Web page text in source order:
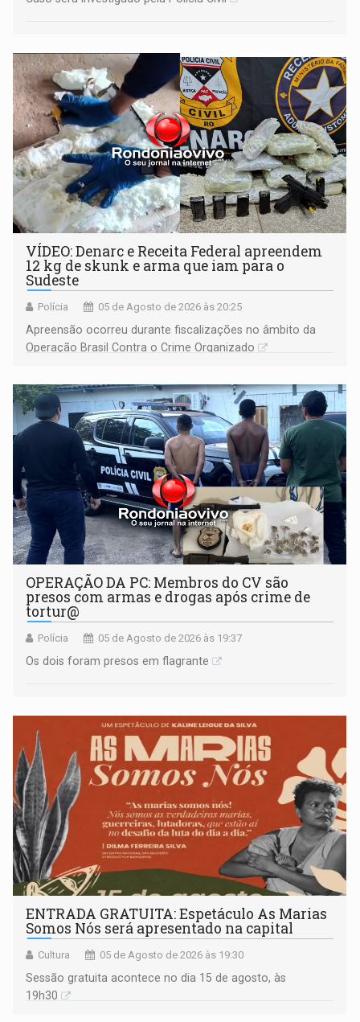
VÍDEO: Denarc e Receita Federal apreendem
12 kg de skunk e arma que iam para o
Sudeste
Polícia 05 de Agosto de 2026 às 20:25
Apreensão ocorreu durante fiscalizações no âmbito da
Operação Brasil Contra o Crime Organizado
OPERAÇÃO DA PC: Membros do CV são
presos com armas e drogas após crime de
tortur@
Polícia 05 de Agosto de 2026 às 19:37
Os dois foram presos em flagrante
ENTRADA GRATUITA: Espetáculo As Marias
Somos Nós será apresentado na capital
Cultura 05 de Agosto de 2026 às 19:30
Sessão gratuita acontece no dia 15 de agosto, às
19h30